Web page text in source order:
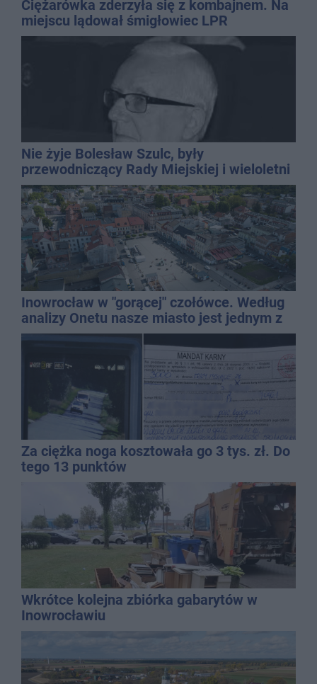
Ciężarówka zderzyła się z kombajnem. Na
miejscu lądował śmigłowiec LPR
Nie żyje Bolesław Szulc, były
przewodniczący Rady Miejskiej i wieloletni
dyrektor SP 14
Inowrocław w "gorącej" czołówce. Według
analizy Onetu nasze miasto jest jednym z
najbardziej narażonych na upały
Za ciężka noga kosztowała go 3 tys. zł. Do
tego 13 punktów
Wkrótce kolejna zbiórka gabarytów w
Inowrocławiu